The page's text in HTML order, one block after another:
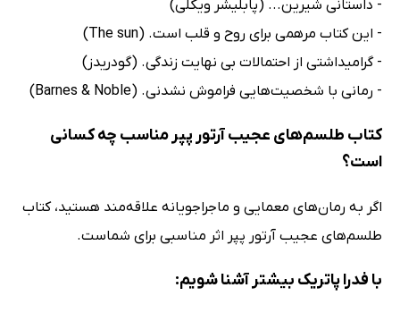
- داستانی شیرین... (پابلیشر ویکلی)
- این کتاب مرهمی برای روح و قلب است. (The sun)
- گرامیداشتی از احتمالات بی نهایت زندگی. (گودریدز)
- رمانی با شخصیت‌هایی فراموش نشدنی. (Barnes & Noble)
کتاب طلسم‌های عجیب آرتور پپر مناسب چه کسانی
است؟
اگر به رمان‌های معمایی و ماجراجویانه علاقه‌مند هستید، کتاب
طلسم‌های عجیب آرتور پپر اثر مناسبی برای شماست.
با فدرا پاتریک بیشتر آشنا شویم: